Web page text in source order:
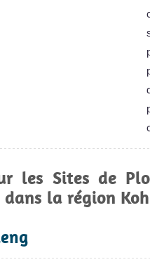
les Sites de
la région